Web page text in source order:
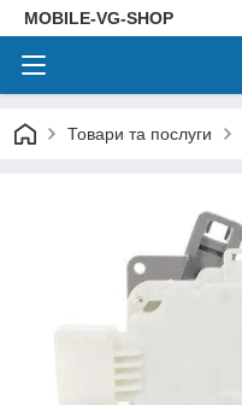
MOBILE-VG-SHOP
Товари та послуги